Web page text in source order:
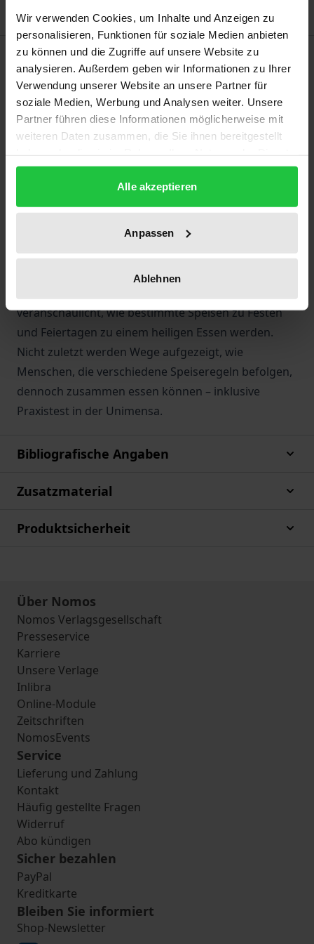
Wir verwenden Cookies, um Inhalte und Anzeigen zu
personalisieren, Funktionen für soziale Medien anbieten
zu können und die Zugriffe auf unsere Website zu
analysieren. Außerdem geben wir Informationen zu Ihrer
Verwendung unserer Website an unsere Partner für
soziale Medien, Werbung und Analysen weiter. Unsere
Partner führen diese Informationen möglicherweise mit
weiteren Daten zusammen, die Sie ihnen bereitgestellt
gesammelt haben.
Alle akzeptieren
Anpassen
Ablehnen
Beschreibung
Zwar sind Menschen biologisch gesehen Allesesser,
dennoch gibt es keine Gemeinschaft, die alle ihr zur
Verfügung stehenden Nahrungsmittel voll
beleuchtet dieser Sammelband aus neuro-,
ernährungs-, gesellschafts- und
religionswissenschaftlicher Perspektive. Ein
„religiöser Nutriscore“ gibt Auskunft über die
wichtigsten Verzichtsregeln in Judentum,
veranschaulicht, wie bestimmte Speisen zu Festen
und Feiertagen zu einem heiligen Essen werden.
Nicht zuletzt werden Wege aufgezeigt, wie
Menschen, die verschiedene Speiseregeln befolgen,
dennoch zusammen essen können – inklusive
Praxistest in der Unimensa.
Bibliografische Angaben
Zusatzmaterial
Produktsicherheit
Über Nomos
Nomos Verlagsgesellschaft
Presseservice
Karriere
Unsere Verlage
Inlibra
Online-Module
Zeitschriften
NomosEvents
Service
Lieferung und Zahlung
Kontakt
Häufig gestellte Fragen
Widerruf
Abo kündigen
Sicher bezahlen
PayPal
Kreditkarte
Bleiben Sie informiert
Shop-Newsletter